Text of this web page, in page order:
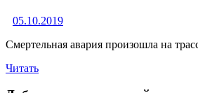
05.10.2019
Смертельная авария произошла на
Читать